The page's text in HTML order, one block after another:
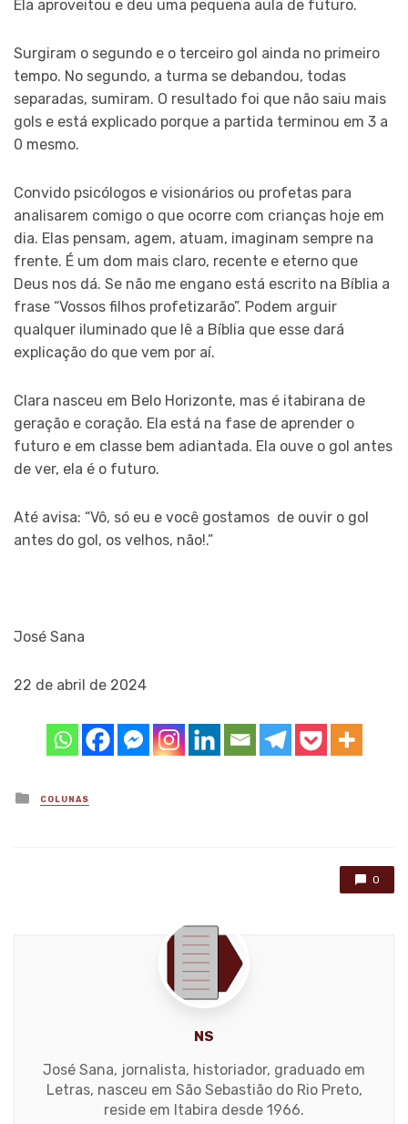
Ela aproveitou e deu uma pequena aula de futuro.
Surgiram o segundo e o terceiro gol ainda no primeiro
tempo. No segundo, a turma se debandou, todas
separadas, sumiram. O resultado foi que não saiu mais
gols e está explicado porque a partida terminou em 3 a
0 mesmo.
Convido psicólogos e visionários ou profetas para
analisarem comigo o que ocorre com crianças hoje em
dia. Elas pensam, agem, atuam, imaginam sempre na
frente. É um dom mais claro, recente e eterno que
Deus nos dá. Se não me engano está escrito na Bíblia a
frase “Vossos filhos profetizarão”. Podem arguir
qualquer iluminado que lê a Bíblia que esse dará
explicação do que vem por aí.
Clara nasceu em Belo Horizonte, mas é itabirana de
geração e coração. Ela está na fase de aprender o
futuro e em classe bem adiantada. Ela ouve o gol antes
de ver, ela é o futuro.
Até avisa: “Vô, só eu e você gostamos de ouvir o gol
antes do gol, os velhos, não!.”
José Sana
22 de abril de 2024
Posted
in
COLUNAS
0
NS
José Sana, jornalista, historiador, graduado em
Letras, nasceu em São Sebastião do Rio Preto,
reside em Itabira desde 1966.